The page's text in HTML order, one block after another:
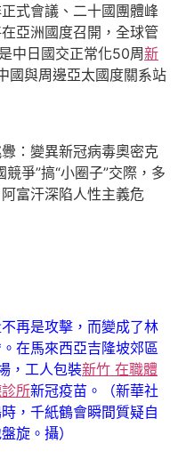
式會議、二十國團體峰
亞洲國度召開，全球管
中日國交正常化50周新
國與周邊亞太國度關系站
：變異新冠病毒奧密克
爭”搞“小圈子”交際，多
富汗深陷人性主義危
再是攻擊，而變成了林
在馬來西亞吉隆坡郊區
，工人包裝新竹 在職體
所新冠疫苗。（新華社
，千紙鶴會瞬間質疑自
旋。攝）